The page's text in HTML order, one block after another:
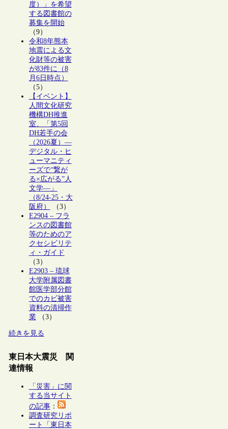
度）」を希望
する図書館の
募集を開始
（9）
令和8年熊本
地震による文
化財等の被害
が83件に（8
月6日時点）
（5）
【イベント】
人間文化研究
機構DH推進
室、「第5回
DH若手の会
（2026夏）―
デジタル・ヒ
ューマニティ
ーズで“繋が
る×広がる”人
文学―」
（8/24-25・大
阪府）
（3）
E2904 – フラ
ンスの図書館
等のためのア
クセシビリテ
ィ・ガイド
（3）
E2903 – 琉球
大学附属図書
館医学部分館
でのカビ被害
資料の清掃作
業（3）
続きを見る
東日本大震災 関
連情報
「災害」に関
する当サイト
の記事：
調査研究リポ
ート「東日本